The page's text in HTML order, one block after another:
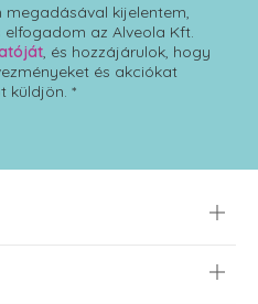
kijelentem,
az Alveola Kft.
, és hozzájárulok, hogy
és akciókat
küldjön. *